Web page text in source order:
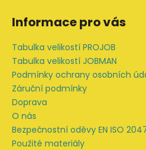
Informace pro vás
Tabulka velikostí PROJOB
Tabulka velikostí JOBMAN
Podmínky ochrany osobních
Záruční podmínky
Doprava
O nás
Bezpečnostní oděvy EN ISO
Použité materiály